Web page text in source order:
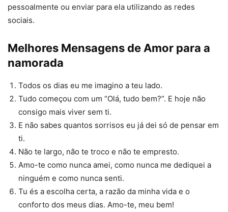
pessoalmente ou enviar para ela utilizando as redes
sociais.
Melhores Mensagens de Amor para a
namorada
Todos os dias eu me imagino a teu lado.
Tudo começou com um “Olá, tudo bem?”. E hoje não
consigo mais viver sem ti.
E não sabes quantos sorrisos eu já dei só de pensar em
ti.
Não te largo, não te troco e não te empresto.
Amo-te como nunca amei, como nunca me dediquei a
ninguém e como nunca senti.
Tu és a escolha certa, a razão da minha vida e o
conforto dos meus dias. Amo-te, meu bem!